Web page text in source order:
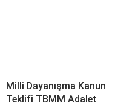
Milli Dayanışma Kanun
Teklifi TBMM Adalet